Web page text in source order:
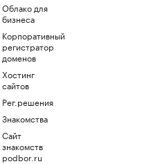
Облако для
бизнеса
Корпоративный
регистратор
доменов
Хостинг
сайтов
Рег.решения
Знакомства
Сайт
знакомств
podbor.ru